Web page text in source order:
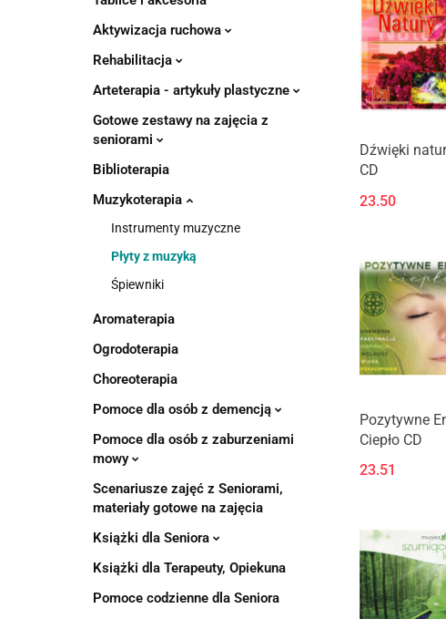
Aktywizacja ruchowa
Rehabilitacja
Arteterapia - artykuły plastyczne
Gotowe zestawy na zajęcia z
seniorami
Biblioterapia
Muzykoterapia
Instrumenty muzyczne
Płyty z muzyką
Śpiewniki
Aromaterapia
Ogrodoterapia
Choreoterapia
Pomoce dla osób z demencją
Pomoce dla osób z zaburzeniami
mowy
Scenariusze zajęć z Seniorami,
materiały gotowe na zajęcia
Książki dla Seniora
Książki dla Terapeuty, Opiekuna
Pomoce codzienne dla Seniora
Dźwięki
CD
23.50
Pozytywne
Ciepło CD
23.51